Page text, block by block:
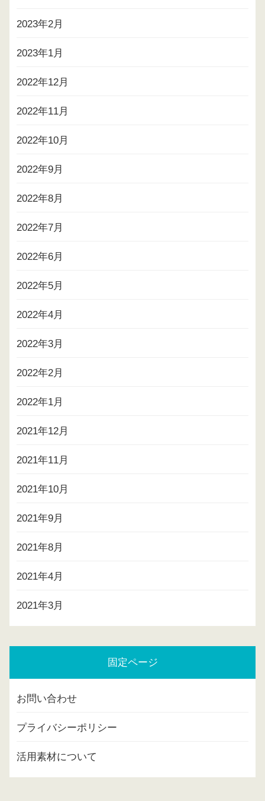
2023年2月
2023年1月
2022年12月
2022年11月
2022年10月
2022年9月
2022年8月
2022年7月
2022年6月
2022年5月
2022年4月
2022年3月
2022年2月
2022年1月
2021年12月
2021年11月
2021年10月
2021年9月
2021年8月
2021年4月
2021年3月
固定ページ
お問い合わせ
プライバシーポリシー
活用素材について